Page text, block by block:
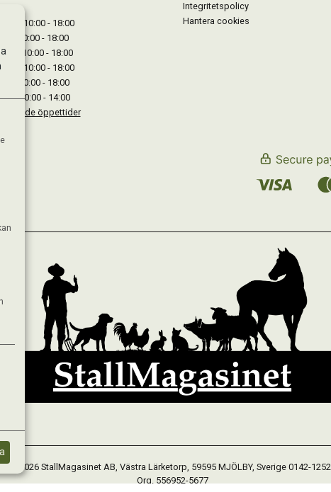
: 10:00 - 18:00
: 10:00 - 18:00
: 10:00 - 18:00
: 10:00 - 18:00
: 10:00 - 18:00
: 10:00 - 14:00
öppettider
Integritetspolicy
Hantera cookies
© 2026 StallMagasinet AB, Västra Lärketorp, 59595 MJÖLBY, Sverige 0142-
Org. 556952-5677